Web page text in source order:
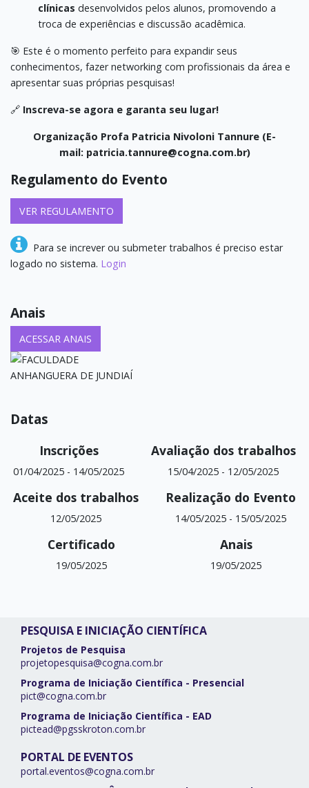
clínicas desenvolvidos pelos alunos, promovendo a
troca de experiências e discussão acadêmica.
🎯 Este é o momento perfeito para expandir seus
conhecimentos, fazer networking com profissionais da área e
apresentar suas próprias pesquisas!
🔗 Inscreva-se agora e garanta seu lugar!
Organização Profa Patricia Nivoloni Tannure (E-
mail: patricia.tannure@cogna.com.br)
Regulamento do Evento
VER REGULAMENTO
Para se increver ou submeter trabalhos é preciso estar
logado no sistema. Login
Anais
ACESSAR ANAIS
Datas
Inscrições
01/04/2025 - 14/05/2025
Avaliação dos trabalhos
15/04/2025 - 12/05/2025
Aceite dos trabalhos
12/05/2025
Realização do Evento
14/05/2025- 15/05/2025
Certificado
19/05/2025
Anais
19/05/2025
PESQUISA E INICIAÇÃO CIENTÍFICA
Projetos de Pesquisa
projetopesquisa@cogna.com.br
Programa de Iniciação Científica - Presencial
pict@cogna.com.br
Programa de Iniciação Científica - EAD
pictead@pgsskroton.com.br
PORTAL DE EVENTOS
portal.eventos@cogna.com.br